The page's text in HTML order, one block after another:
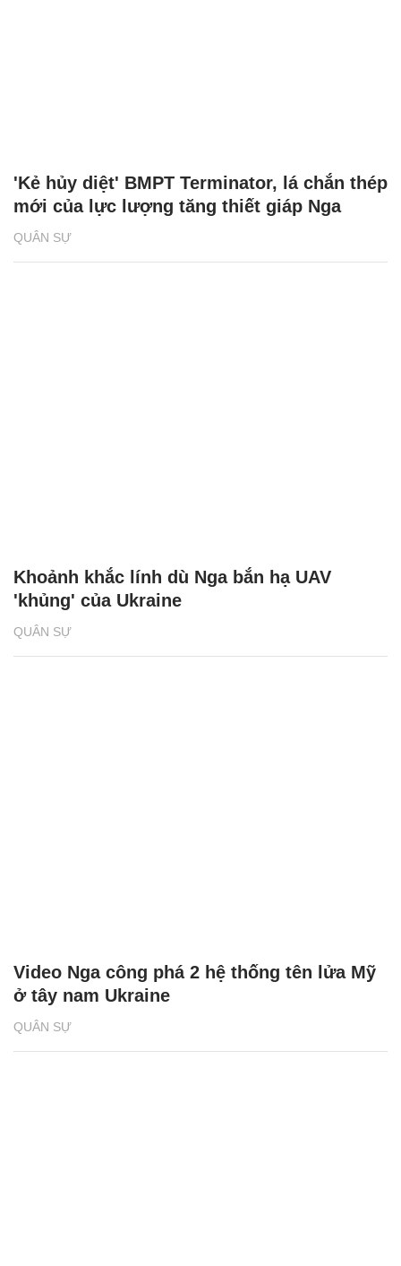
QUÂN SỰ
'Kẻ hủy diệt' BMPT Terminator, lá chắn thép
mới của lực lượng tăng thiết giáp Nga
QUÂN SỰ
Khoảnh khắc lính dù Nga bắn hạ UAV
'khủng' của Ukraine
QUÂN SỰ
Video Nga công phá 2 hệ thống tên lửa Mỹ
ở tây nam Ukraine